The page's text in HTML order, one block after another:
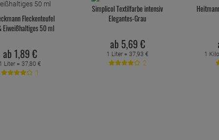
Fleckenteufel
Eiweißhaltiges 50 ml
ab 1,89 €
1 Liter = 37,80 €
1
Simplicol Textilfarbe intensiv
Elegantes-Grau
ab 5,69 €
1 Liter = 37,93 €
2
1